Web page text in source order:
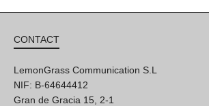
CONTACT
LemonGrass Communication S.L
NIF: B-64644412
Gran de Gracia 15, 2-1